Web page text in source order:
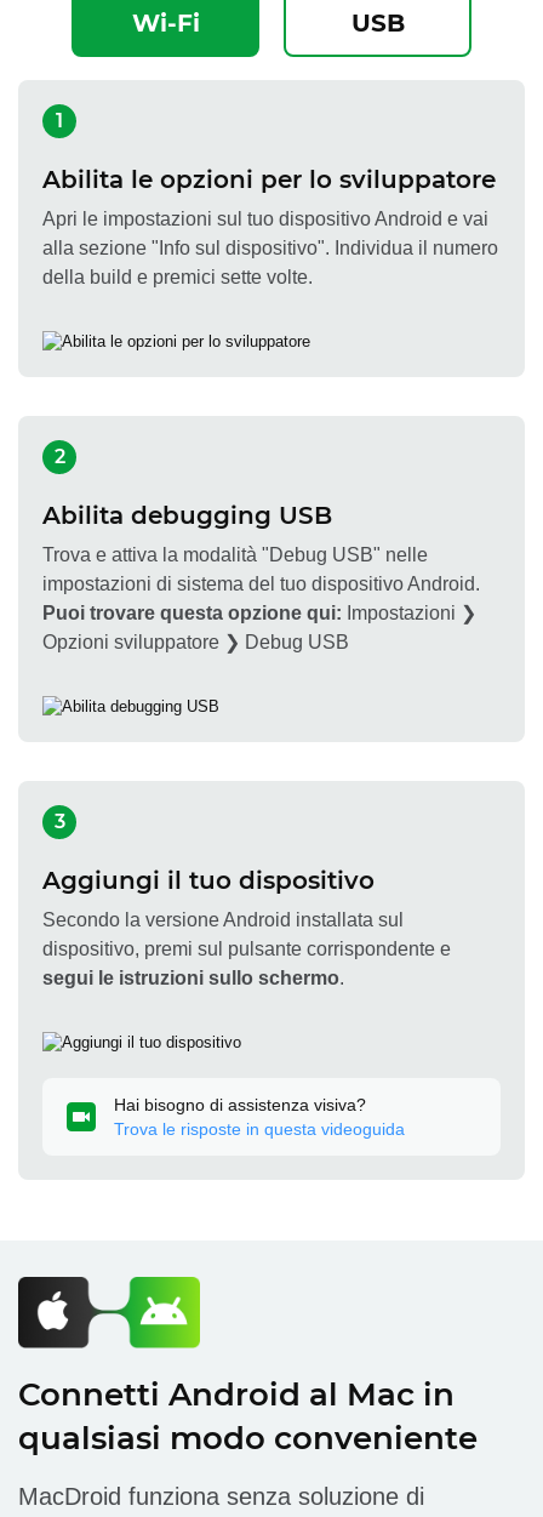
Wi-Fi USB
1
Abilita le opzioni per lo sviluppatore
Apri le impostazioni sul tuo dispositivo Android e vai
alla sezione "Info sul dispositivo". Individua il numero
della build e premici sette volte.
2
Abilita debugging USB
Trova e attiva la modalità "Debug USB" nelle
impostazioni di sistema del tuo dispositivo Android.
Puoi trovare questa opzione qui: Impostazioni ❯
Opzioni sviluppatore ❯ Debug USB
3
Aggiungi il tuo dispositivo
Secondo la versione Android installata sul
dispositivo, premi sul pulsante corrispondente e
segui le istruzioni sullo schermo.
Hai bisogno di assistenza visiva?
Trova le risposte in questa videoguida
Connetti Android al Mac in
qualsiasi modo conveniente
MacDroid funziona senza soluzione di